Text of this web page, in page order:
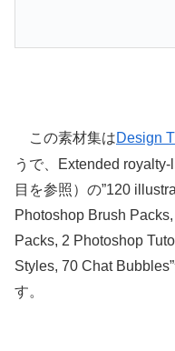
この素材集はDesign
うで、Extended
目を参照）の”120
Photoshop Brush
Packs, 2 Photoshop
Styles, 70 Chat
す。